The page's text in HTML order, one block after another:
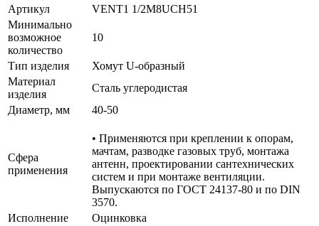
Артикул
VENT1 1/2М8UCH51
Минимально
возможное
количество
10
Тип изделия
Хомут U-образный
Материал
изделия
Сталь углеродистая
Диаметр, мм
40-50
Сфера
применения
• Применяются при креплении к опорам,
мачтам, разводке газовых труб, монтажа
антенн, проектировании сантехнических
систем и при монтаже вентиляции.
Выпускаются по ГОСТ 24137-80 и по DIN
3570.
Исполнение
Оцинковка